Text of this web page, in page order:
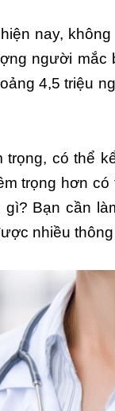
nay,
người mắc
4,5 triệu
có thể
trọng hơn
Bạn cần
nhiều